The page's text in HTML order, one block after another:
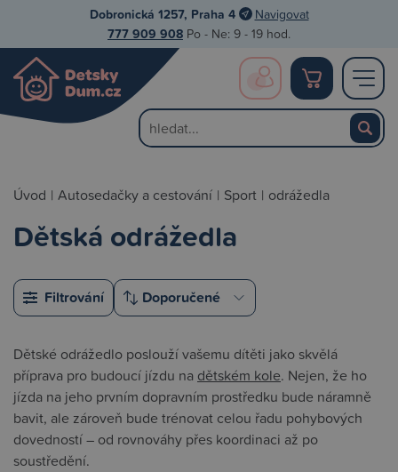
Dobronická 1257, Praha 4 Navigovat
777 909 908 Po - Ne: 9 - 19 hod.
Úvod | Autosedačky a cestování | Sport | odrážedla
Dětská odrážedla
Filtrování
Dětské odrážedlo poslouží vašemu dítěti jako skvělá
příprava pro budoucí jízdu na dětském kole. Nejen, že ho
jízda na jeho prvním dopravním prostředku bude náramně
bavit, ale zároveň bude trénovat celou řadu pohybových
dovedností – od rovnováhy přes koordinaci až po
soustředění.